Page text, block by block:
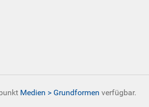
Medien > Grundformen verfügbar.